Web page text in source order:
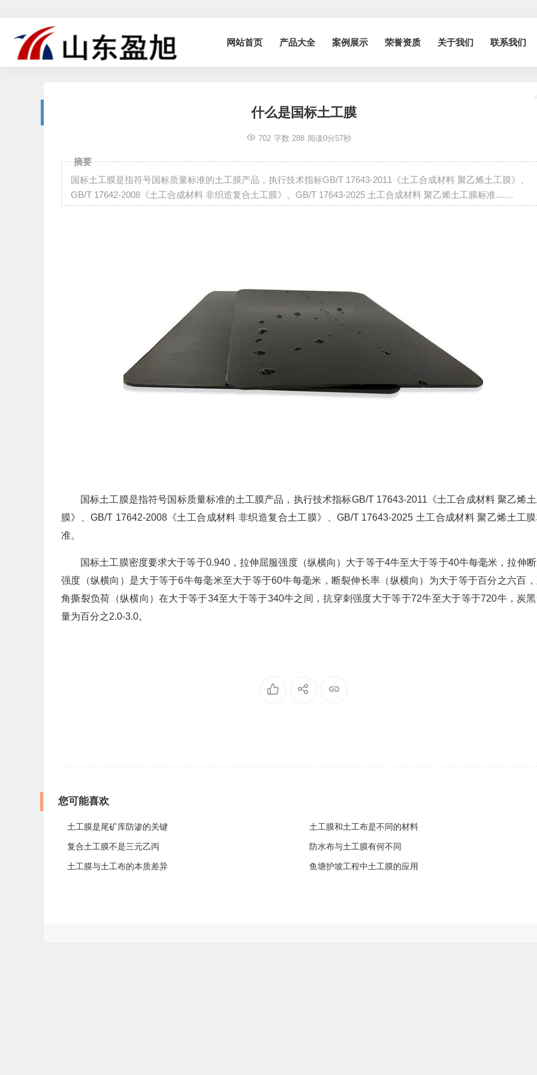
网站首页 产品大全 案例展示 荣誉资质 关于我们 联系我们
什么是国标土工膜
702 字数 288 阅读0分57秒
摘要
国标土工膜是指符号国标质量标准的土工膜产品，执行技术指标GB/T 17643-2011《土工合成材料 聚乙烯土工膜》、
GB/T 17642-2008《土工合成材料 非织造复合土工膜》、GB/T 17643-2025 土工合成材料 聚乙烯土工膜标准……
国标土工膜是指符号国标质量标准的土工膜产品，执行技术指标GB/T 17643-2011《土工合成材料 聚乙烯土
膜》、GB/T 17642-2008《土工合成材料 非织造复合土工膜》、GB/T 17643-2025 土工合成材料 聚乙烯土工
准。
国标土工膜密度要求大于等于0.940，拉伸屈服强度（纵横向）大于等于4牛至大于等于40牛每毫米，拉伸
强度（纵横向）是大于等于6牛每毫米至大于等于60牛每毫米，断裂伸长率（纵横向）为大于等于百分之六百
角撕裂负荷（纵横向）在大于等于34至大于等于340牛之间，抗穿刺强度大于等于72牛至大于等于720牛，炭
量为百分之2.0-3.0。
您可能喜欢
土工膜是尾矿库防渗的关键 土工膜和土工布是不同的材料
复合土工膜不是三元乙丙 防水布与土工膜有何不同
土工膜与土工布的本质差异 鱼塘护坡工程中土工膜的应用